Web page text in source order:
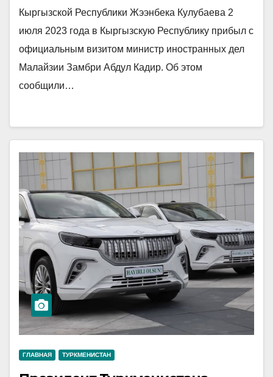
Кыргызской Республики Жээнбека Кулубаева 2
июля 2023 года в Кыргызскую Республику прибыл с
официальным визитом министр иностранных дел
Малайзии Замбри Абдул Кадир. Об этом
сообщили…
ГЛАВНАЯ ТУРКМЕНИСТАН